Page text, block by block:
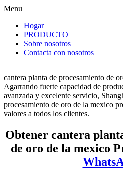
Menu
Hogar
PRODUCTO
Sobre nosotros
Contacta con nosotros
cantera planta de procesamiento de
Agarrando fuerte capacidad de
avanzada y excelente servicio,
procesamiento de oro de la mexico
valores a todos los clientes.
Obtener cantera
de oro de la mexico